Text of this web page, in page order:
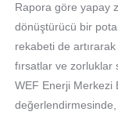
Rapora göre yapay
dönüştürücü bir
rekabeti de
fırsatlar ve zorluklar
WEF Enerji Merkezi